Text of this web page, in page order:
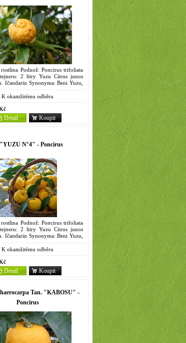
rostlina Podnož: Poncirus trifoliata
2 litry Yuzu Citrus junos
Ičandarin Synonyma: Beni Yuzu,
K okamžitému odběru
Koupit
Detail
N°4" - Poncirus
rostlina Podnož: Poncirus trifoliata
2 litry Yuzu Citrus junos
Ičandarin Synonyma: Beni Yuzu,
K okamžitému odběru
Koupit
Detail
Tan. "KABOSU" -
Poncirus